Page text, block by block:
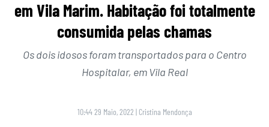
em Vila Marim. Habitação foi totalmente
consumida pelas chamas
Os dois idosos foram transportados para o Centro
Hospitalar, em Vila Real
10:44 29 Maio, 2022 | Cristina Mendonça